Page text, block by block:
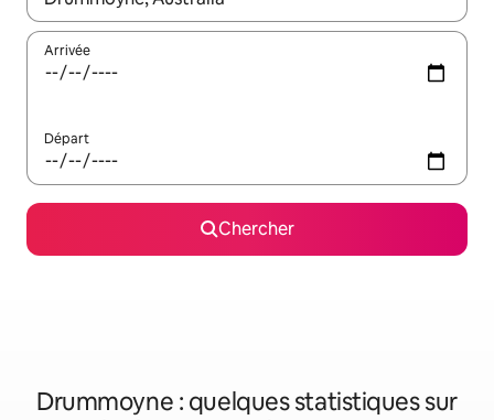
Arrivée
Départ
Chercher
Drummoyne : quelques statistiques sur